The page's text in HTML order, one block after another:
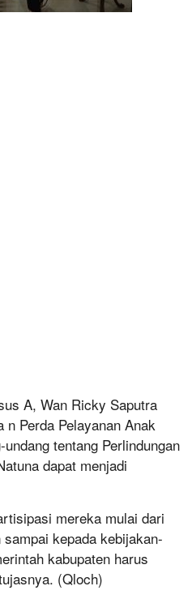
A, Wan Ricky Saputra
n Perda Pelayanan Anak
tentang Perlindungan
dapat menjadi
mereka mulai dari
kepada kebijakan-
kabupaten harus
(Qloch)